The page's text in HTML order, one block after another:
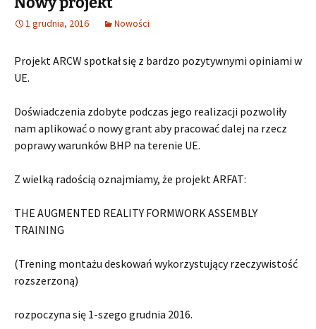
1 grudnia, 2016 Nowości
Projekt ARCW spotkał się z bardzo pozytywnymi opiniami w
UE.
Doświadczenia zdobyte podczas jego realizacji pozwoliły
nam aplikować o nowy grant aby pracować dalej na rzecz
poprawy warunków BHP na terenie UE.
Z wielką radością oznajmiamy, że projekt ARFAT:
THE AUGMENTED REALITY FORMWORK ASSEMBLY
TRAINING
(Trening montażu deskowań wykorzystujący rzeczywistość
rozszerzoną)
rozpoczyna się 1-szego grudnia 2016.